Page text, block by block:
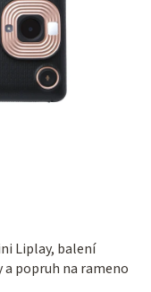
Liplay, balení
popruh na rameno